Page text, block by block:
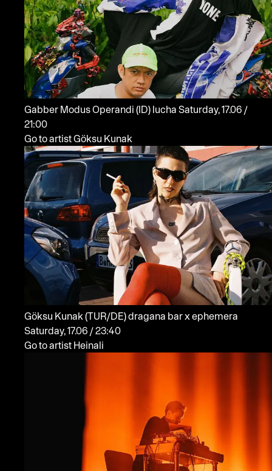
Gabber Modus Operandi (ID) lucha Saturday, 17.06 /
21:00
Go to artist Göksu Kunak
Göksu Kunak(TUR/DE)dragana bar x ephemera
Saturday, 17.06 / 23:40
Go to artist Heinali